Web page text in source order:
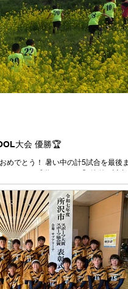
大会 優勝🏆
めでとう！ 暑い中の計5試合を最後ま
た中で、ここまでチームとしてしっ
る力やシュートを打たせない意識が
いると感じています。ここで満足せ
も、もっと1点にこだわってプレイ出
と強くなれます！！ とにかく、本当
👏 おめでとう🎊